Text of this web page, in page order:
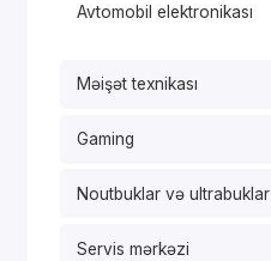
Avtomobil elektronikası
Məişət texnikası
Gaming
Noutbuklar və ultrabuklar
Servis mərkəzi